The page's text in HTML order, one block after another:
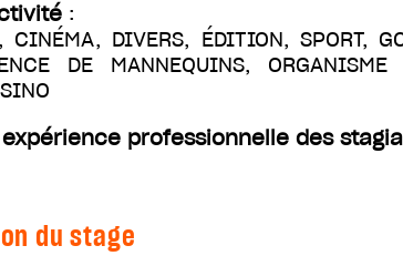
:
CINÉMA, DIVERS, ÉDITION, SPORT,
DE MANNEQUINS,
professionnelle des
du stage